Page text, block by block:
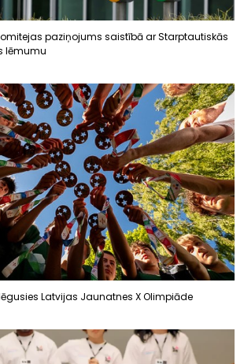
paziņojums saistībā ar Starptautiskās
lēmumu
Latvijas Jaunatnes X Olimpiāde